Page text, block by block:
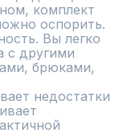
комплект
оспорить.
Вы легко
с другими
брюками,
недостатки